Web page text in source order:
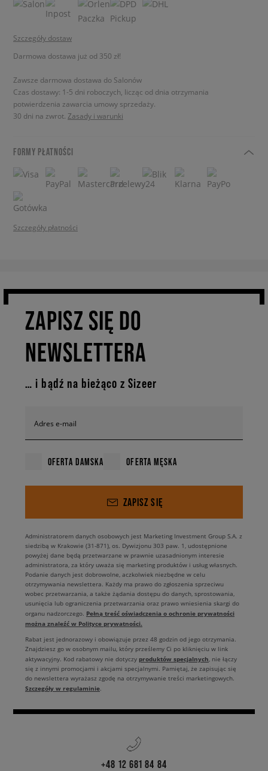
Szczegóły dostaw
Darmowa dostawa już od 350 zł!
Zawsze darmowa dostawa do Salonów
Czas dostawy: 1-5 dni roboczych, licząc od dnia otrzymania
potwierdzenia zawarcia umowy sprzedaży.
30 dni na zwrot. Zasady i warunki
FORMY PŁATNOŚCI
Szczegóły płatności
ZAPISZ SIĘ DO
NEWSLETTERA
… i bądź na bieżąco z Sizeer
Adres e-mail
OFERTA DAMSKA OFERTA MĘSKA
ZAPISZ SIĘ
Administratorem danych osobowych jest Marketing Investment Group S.A. z
siedzibą w Krakowie (31-871), os. Dywizjonu 303 paw. 1, udostępnione
powyżej dane będą przetwarzane w prawnie uzasadnionym interesie
administratora, za który uważa się marketing produktów i usług własnych.
Podanie danych jest dobrowolne, aczkolwiek niezbędne w celu
otrzymywania newslettera. Każdy ma prawo do zgłoszenia sprzeciwu
wobec przetwarzania, a także żądania dostępu do danych, sprostowania,
usunięcia lub ograniczenia przetwarzania oraz prawo wniesienia skargi do
organu nadzorczego. Pełną treść oświadczenia o ochronie prywatności
można znaleźć w Polityce prywatności.
Rabat jest jednorazowy i obowiązuje przez 48 godzin od jego otrzymania.
Znajdziesz go w osobnym mailu, który prześlemy Ci po kliknięciu w link
aktywacyjny. Kod rabatowy nie dotyczy produktów specjalnych, nie łączy
się z innymi promocjami i akcjami specjalnymi. Pamiętaj, że zapisując się
do newslettera wyrażasz zgodę na otrzymywanie treści marketingowych.
Szczegóły w regulaminie.
+48 12 681 84 84